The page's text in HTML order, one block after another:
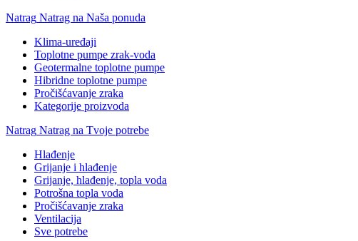
Natrag Natrag na Naša ponuda
Klima-uređaji
Toplotne pumpe zrak-voda
Geotermalne toplotne pumpe
Hibridne toplotne pumpe
Pročišćavanje zraka
Kategorije proizvoda
Natrag Natrag na Tvoje potrebe
Hlađenje
Grijanje i hlađenje
Grijanje, hlađenje, topla voda
Potrošna topla voda
Pročišćavanje zraka
Ventilacija
Sve potrebe